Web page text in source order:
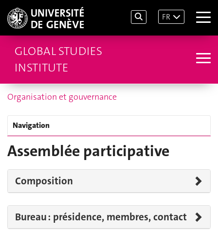
FR
GLOBAL STUDIES
INSTITUTE
Organisation et gouvernance
Navigation
Assemblée participative
Composition
Bureau : présidence, membres, contact